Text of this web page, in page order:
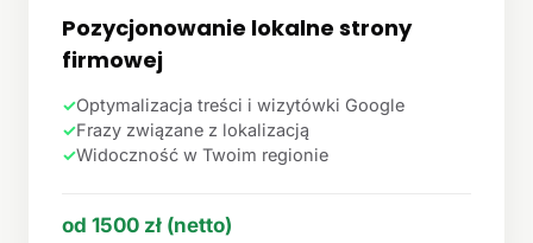
Pozycjonowanie lokalne strony
firmowej
✓Optymalizacja treści i wizytówki Google
✓Frazy związane z lokalizacją
✓Widoczność w Twoim regionie
od 1500 zł (netto)